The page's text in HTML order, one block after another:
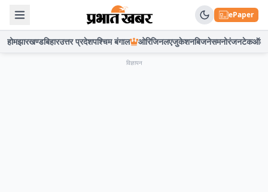
ePaper
होमझारखण्डबिहारउत्तर प्रदेशपश्चिम बंगाल ओरिजिनलएजुकेशनबिजनेसमनोरंजनटेकऑटो
विज्ञापन